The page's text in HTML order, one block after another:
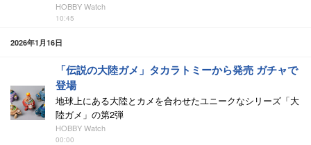
HOBBY Watch
10:45
2026年1月16日
「伝説の大陸ガメ」タカラトミーから発売 ガチャで
登場
地球上にある大陸とカメを合わせたユニークなシリーズ「大
陸ガメ」の第2弾
HOBBY Watch
00:00